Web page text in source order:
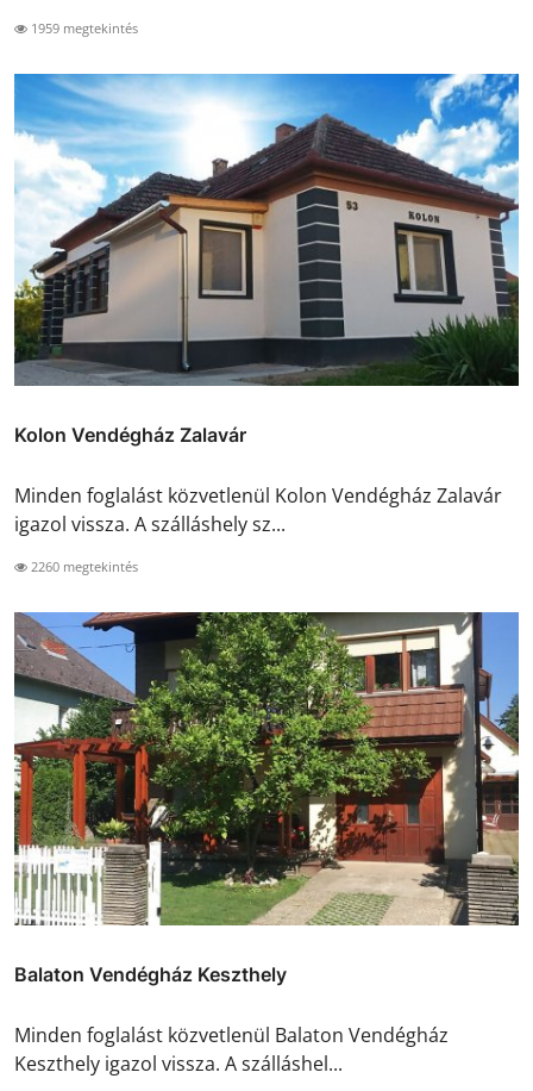
1959 megtekintés
Kolon Vendégház Zalavár
Minden foglalást közvetlenül Kolon Vendégház Zalavár
igazol vissza. A szálláshely sz...
2260 megtekintés
Balaton Vendégház Keszthely
Minden foglalást közvetlenül Balaton Vendégház
Keszthely igazol vissza. A szálláshel...